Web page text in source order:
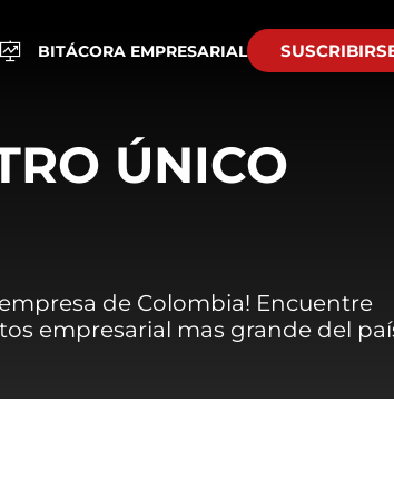
BITÁCORA EMPRESARIAL
ÚNICO
de Colombia! Encuentre
empresarial mas grande del